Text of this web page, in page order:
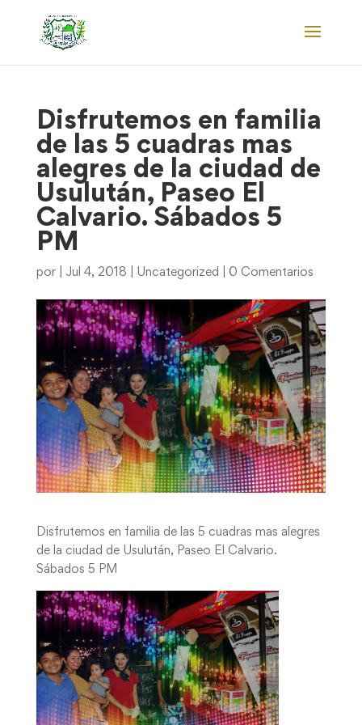
Disfrutemos en familia
de las 5 cuadras mas
alegres de la ciudad de
Usulután, Paseo El
Calvario. Sábados 5
PM
por Jul 4, 2018 Uncategorized 0 Comentarios
Disfrutemos en familia de las 5 cuadras mas alegres
de la ciudad de Usulután, Paseo El Calvario.
Sábados 5 PM